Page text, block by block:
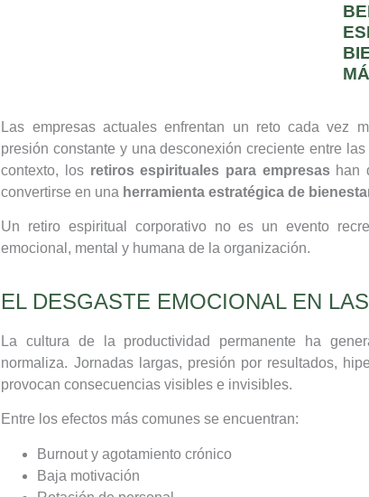
Las empresas actuales enfrentan un reto cada vez
presión constante y una desconexión creciente entre
contexto, los retiros espirituales para empresashan
convertirse en una herramienta estratégica de
Un retiro espiritual corporativo no es un evento
emocional, mental y humana de la organización.
EL DESGASTE EMOCIONAL EN
La cultura de la productividad permanente ha
normaliza. Jornadas largas, presión por resultados,
provocan consecuencias visibles e invisibles.
Entre los efectos más comunes se encuentran:
Burnout y agotamiento crónico
Baja motivación